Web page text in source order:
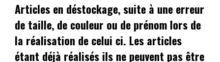
Articles en déstockage, suite à une erreur
de taille, de couleur ou de prénom lors de
la réalisation de celui ci. Les articles
étant déjà réalisés ils ne peuvent pas être